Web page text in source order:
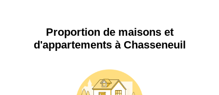
Proportion de maisons et
d'appartements à Chasseneuil